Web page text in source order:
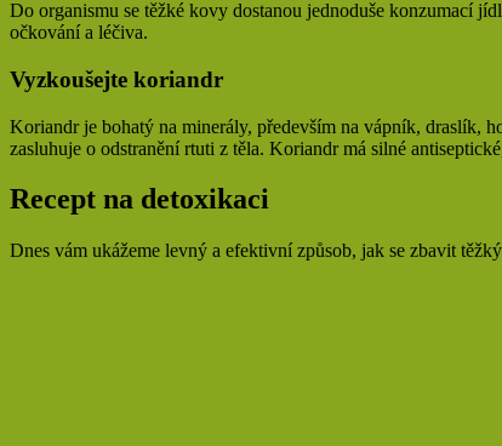
Do organismu se těžké kovy dostanou jednoduše konzumací
očkování a léčiva.
Vyzkoušejte koriandr
Koriandr je bohatý na minerály, především na vápník, draslík,
zasluhuje o odstranění rtuti z těla. Koriandr má silné
Recept na detoxikaci
Dnes vám ukážeme levný a efektivní způsob, jak se zbavit